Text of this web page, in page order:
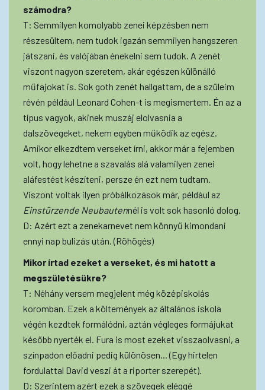
számodra?
T: Semmilyen komolyabb zenei képzésben nem
részesültem, nem tudok igazán semmilyen hangszeren
játszani, és valójában énekelni sem tudok. A zenét
viszont nagyon szeretem, akár egészen különálló
műfajokat is. Sok goth zenét hallgattam, de a szüleim
révén például Leonard Cohen-t is megismertem. Én az a
típus vagyok, akinek muszáj elolvasnia a
dalszövegeket, nekem egyben működik az egész.
Amikor elkezdtem verseket írni, akkor már a fejemben
volt, hogy lehetne a szavalás alá valamilyen zenei
aláfestést készíteni, persze én ezt nem tudtam.
Viszont voltak ilyen próbálkozások már, például az
Einstürzende Neubautennél is volt sok hasonló dolog.
D: Azért ezt a zenekarnevet nem könnyű kimondani
ennyi nap bulizás után. (Röhögés)
Mikor írtad ezeket a verseket, és mi hatott a
megszületésükre?
T: Néhány versem megjelent még középiskolás
koromban. Ezek a költemények az általános iskola
végén kezdtek formálódni, aztán végleges formájukat
később nyerték el. Fura is most ezeket visszaolvasni, a
színpadon előadni pedig különösen... (Egy hirtelen
fordulattal David veszi át a riporter szerepét).
D: Szerintem azért ezek a szövegek eléggé